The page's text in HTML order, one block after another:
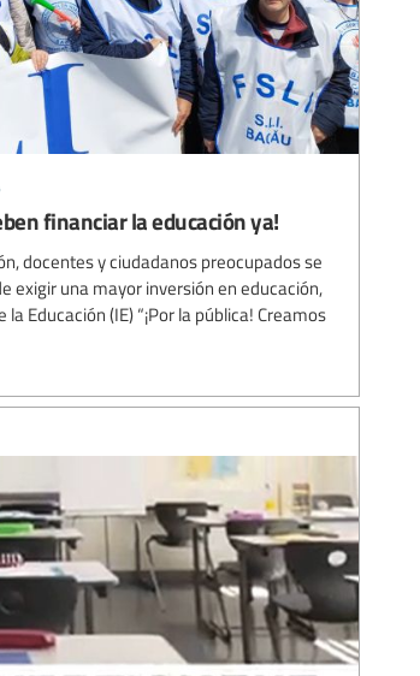
financiar la educación ya!
docentes y ciudadanos preocupados se
exigir una mayor inversión en educación,
Educación (IE) “¡Por la pública! Creamos